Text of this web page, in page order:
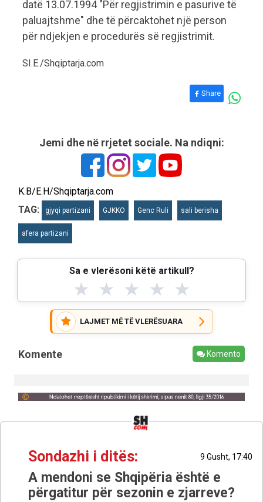
datë 13.07.1994 "Për regjistrimin e pasurive të
paluajtshme" dhe të përcaktohet një person
për ndjekjen e procedurës së regjistrimit.
SI.E./Shqiptarja.com
Share
Jemi dhe në rrjetet sociale. Na ndiqni:
K.B/E.H/Shqiptarja.com
TAG:
gjyqi partizani GJKKO Genc Ruli sali berisha
afera partizani
Sa e vlerësoni këtë artikull?
★ ★ ★ ★ ★
LAJMET MË TË VLERËSUARA
Komente Komento
Sondazhi i ditës: 9 Gusht, 17:40
A mendoni se Shqipëria është e
përgatitur për sezonin e zjarreve?